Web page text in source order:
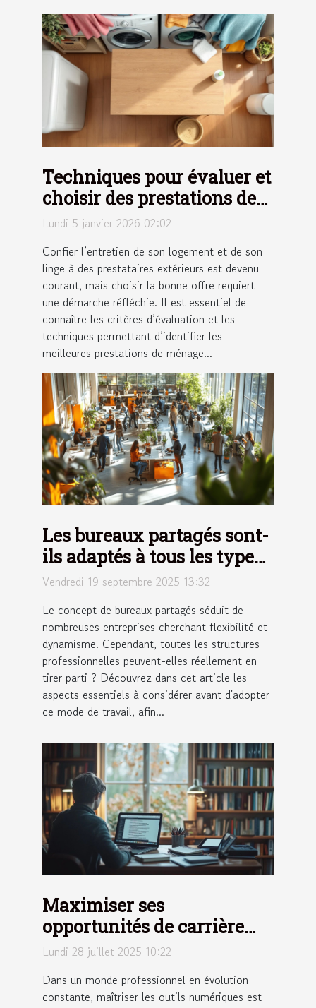
Techniques pour évaluer et
choisir des prestations de
ménage et de repassage
Lundi 5 janvier 2026 02:02
Confier l’entretien de son logement et de son
linge à des prestataires extérieurs est devenu
courant, mais choisir la bonne offre requiert
une démarche réfléchie. Il est essentiel de
connaître les critères d’évaluation et les
techniques permettant d’identifier les
meilleures prestations de ménage...
Les bureaux partagés sont-
ils adaptés à tous les types
d'entreprises ?
Vendredi 19 septembre 2025 13:32
Le concept de bureaux partagés séduit de
nombreuses entreprises cherchant flexibilité et
dynamisme. Cependant, toutes les structures
professionnelles peuvent-elles réellement en
tirer parti ? Découvrez dans cet article les
aspects essentiels à considérer avant d'adopter
ce mode de travail, afin...
Maximiser ses
opportunités de carrière
avec des formations
Lundi 28 juillet 2025 10:22
Dans un monde professionnel en évolution
constante, maîtriser les outils numériques est